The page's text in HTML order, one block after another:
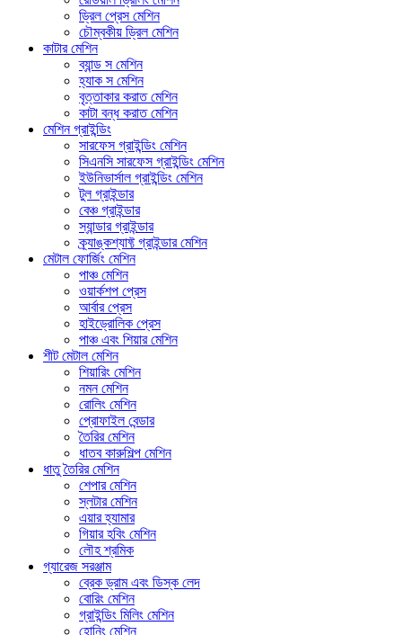
ড্রিল প্রেস মেশিন
চৌম্বকীয় ড্রিল মেশিন
কাটার মেশিন
ব্যান্ড স মেশিন
হ্যাক স মেশিন
বৃত্তাকার করাত মেশিন
কাটা বন্ধ করাত মেশিন
মেশিন গ্রাইন্ডিং
সারফেস গ্রাইন্ডিং মেশিন
সিএনসি সারফেস গ্রাইন্ডিং মেশিন
ইউনিভার্সাল গ্রাইন্ডিং মেশিন
টুল গ্রাইন্ডার
বেঞ্চ গ্রাইন্ডার
স্যান্ডার গ্রাইন্ডার
ক্র্যাঙ্কশ্যাফ্ট গ্রাইন্ডার মেশিন
মেটাল ফোর্জিং মেশিন
পাঞ্চ মেশিন
ওয়ার্কশপ প্রেস
আর্বার প্রেস
হাইড্রোলিক প্রেস
পাঞ্চ এবং শিয়ার মেশিন
শীট মেটাল মেশিন
শিয়ারিং মেশিন
নমন মেশিন
রোলিং মেশিন
প্রোফাইল বেন্ডার
তৈরির মেশিন
ধাতব কারুশিল্প মেশিন
ধাতু তৈরির মেশিন
শেপার মেশিন
স্লটার মেশিন
এয়ার হ্যামার
গিয়ার হবিং মেশিন
লৌহ শ্রমিক
গ্যারেজ সরঞ্জাম
ব্রেক ড্রাম এবং ডিস্ক লেদ
বোরিং মেশিন
গ্রাইন্ডিং মিলিং মেশিন
হোনিং মেশিন